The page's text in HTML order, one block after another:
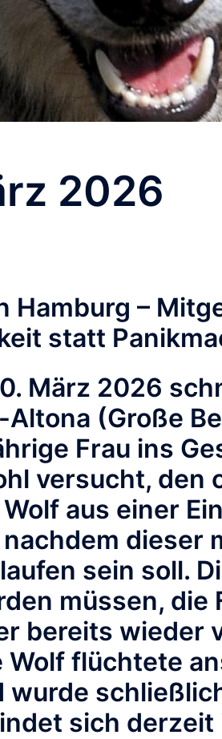
2026
Hamburg –
statt
März 2026
(Große
Frau ins
versucht, den
aus einer
dieser
sein soll.
müssen, die
bereits wieder
flüchtete
wurde
sich derzeit